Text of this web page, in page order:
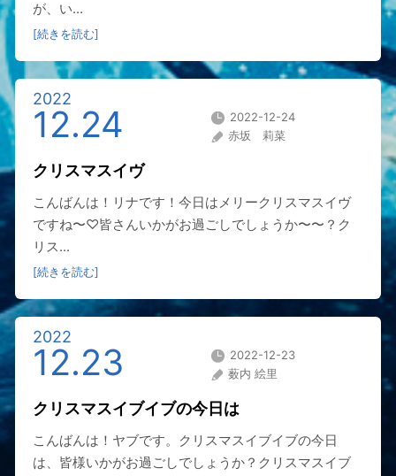
が、い...
[続きを読む]
2022
12.24
2022-12-24
赤坂 莉菜
クリスマスイヴ
こんばんは！リナです！今日はメリークリスマスイヴ
ですね〜♡皆さんいかがお過ごしでしょうか〜〜？ク
リス...
[続きを読む]
2022
12.23
2022-12-23
薮内 絵里
クリスマスイブイブの今日は
こんばんは！ヤブです。クリスマスイブイブの今日
は、皆様いかがお過ごしでしょうか？クリスマスイブ